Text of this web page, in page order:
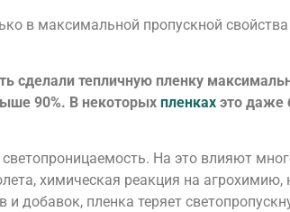
в максимальной пропускной
сделали тепличную пленку
90%. В некоторых пленках это даже
На это влияют
химическая реакция на
и добавок, пленка теряет